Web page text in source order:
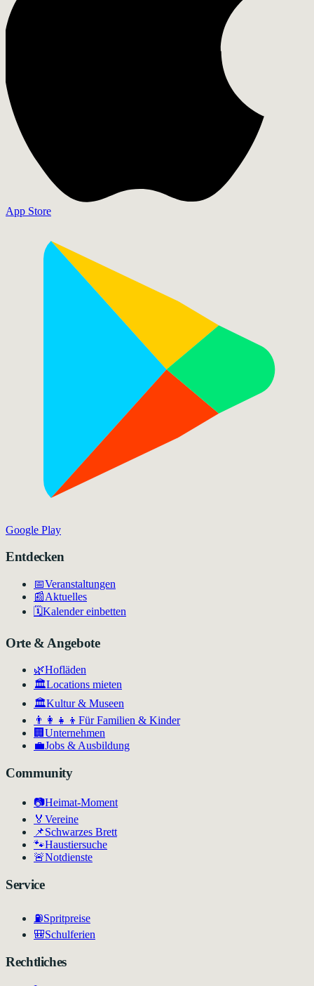
App Store
Google Play
Entdecken
📅Veranstaltungen
📰Aktuelles
🗓️Kalender einbetten
Orte & Angebote
🌿Hofläden
🏛️Locations mieten
🏛Kultur & Museen
👨‍👩‍👧‍👦 Für Familien & Kinder
🏢 Unternehmen
💼Jobs & Ausbildung
Community
📷Heimat-Moment
🏅 Vereine
📌Schwarzes Brett
🐾Haustiersuche
🚨Notdienste
Service
⛽Spritpreise
🎒Schulferien
Rechtliches